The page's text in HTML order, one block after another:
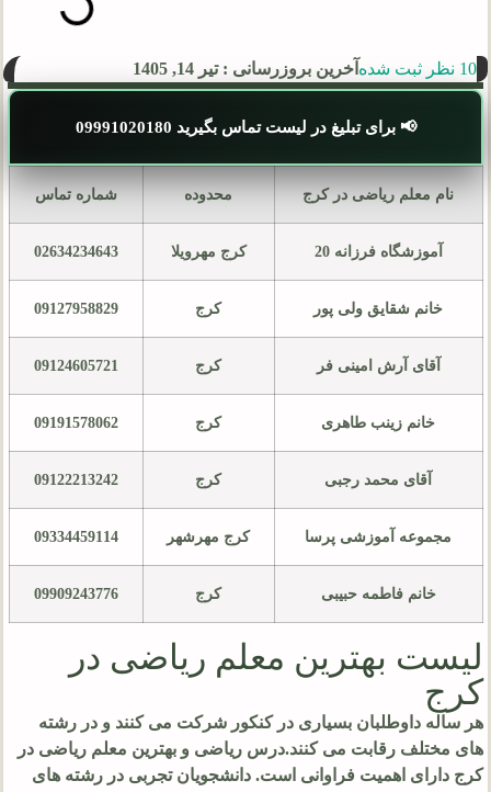
10 نظر ثبت شده آخرین بروزرسانی : تیر 14, 1405
📢 برای تبلیغ در لیست تماس بگیرید 09991020180
نام معلم ریاضی در کرج محدوده شماره تماس
آموزشگاه فرزانه 20 کرج مهرویلا 02634234643
خانم شقایق ولی پور کرج 09127958829
آقای آرش امینی فر کرج 09124605721
خانم زینب طاهری کرج 09191578062
آقای محمد رجبی کرج 09122213242
مجموعه آموزشی پرسا کرج مهرشهر 09334459114
خانم فاطمه حبیبی کرج 09909243776
لیست بهترین معلم ریاضی در
کرج
هر ساله داوطلبان بسیاری در کنکور شرکت می کنند و در رشته
های مختلف رقابت می کنند.درس ریاضی و بهترین معلم ریاضی در
کرج دارای اهمیت فراوانی است. دانشجویان تجربی در رشته های